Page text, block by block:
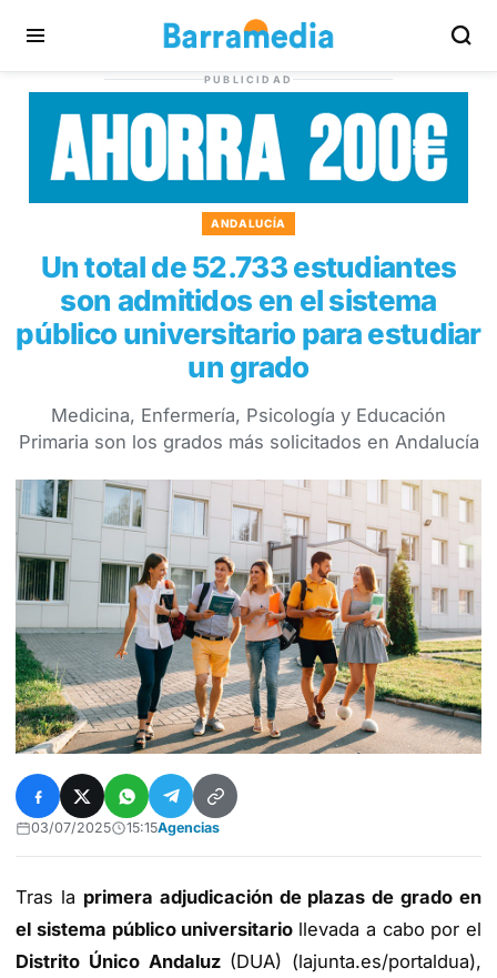
PUBLICIDAD
ANDALUCÍA
Un total de 52.733 estudiantes
son admitidos en el sistema
público universitario para estudiar
un grado
Medicina, Enfermería, Psicología y Educación
Primaria son los grados más solicitados en Andalucía
03/07/2025 15:15Agencias
Tras la primera adjudicación de plazas de grado en
el sistema público universitario llevada a cabo por el
Distrito Único Andaluz (DUA) (lajunta.es/portaldua),